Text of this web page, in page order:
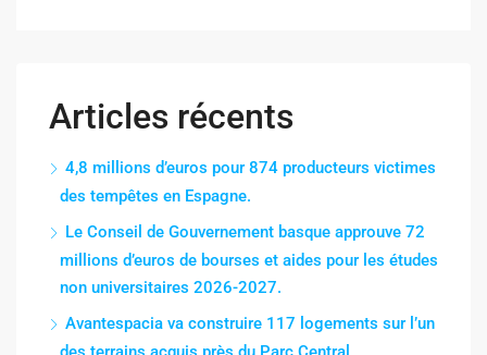
Articles récents
4,8 millions d’euros pour 874 producteurs victimes
des tempêtes en Espagne.
Le Conseil de Gouvernement basque approuve 72
millions d’euros de bourses et aides pour les études
non universitaires 2026-2027.
Avantespacia va construire 117 logements sur l’un